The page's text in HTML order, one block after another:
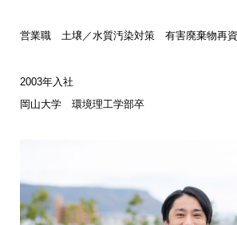
営業職 土壌／水質汚染対策 有害廃棄物再
2003年入社
岡山大学 環境理工学部卒